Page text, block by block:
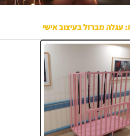
עגלה מברזל בעיצוב אישי